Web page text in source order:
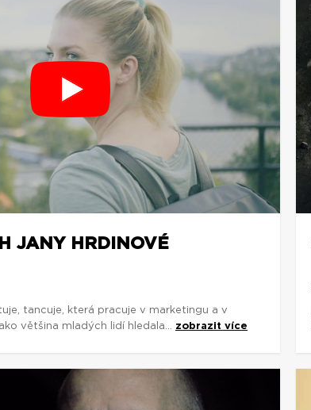
JANY HRDINOVÉ
tancuje, která pracuje v marketingu a v
většina mladých lidí hledala... zobrazit více